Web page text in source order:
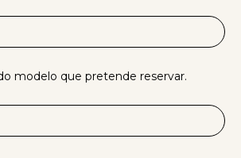
modelo que pretende reservar.